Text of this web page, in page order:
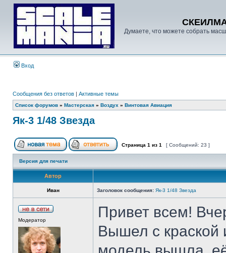
Думаете, что можете собрать
Вход
Сообщения без ответов | Активные темы
Список форумов » Мастерская » Воздух » Винтовая Авиация
Як-3 1/48 Звезда
Страница 1 из 1 [ Сообщений: 23 ]
Версия для печати
Автор
Иван Заголовок сообщения: Як-3 1/48 Звезда
Модератор
Привет всем!
Вышел с краской